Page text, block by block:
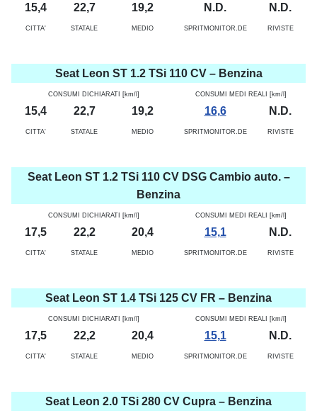
15,4 22,7 19,2 N.D. N.D.
CITTA' STATALE MEDIO SPRITMONITOR.DE RIVISTE
Seat Leon ST 1.2 TSi 110 CV – Benzina
CONSUMI DICHIARATI [km/l] CONSUMI MEDI REALI [km/l]
15,4 22,7 19,2 16,6 N.D.
CITTA' STATALE MEDIO SPRITMONITOR.DE RIVISTE
Seat Leon ST 1.2 TSi 110 CV DSG Cambio auto. –
Benzina
CONSUMI DICHIARATI [km/l] CONSUMI MEDI REALI [km/l]
17,5 22,2 20,4 15,1 N.D.
CITTA' STATALE MEDIO SPRITMONITOR.DE RIVISTE
Seat Leon ST 1.4 TSi 125 CV FR – Benzina
CONSUMI DICHIARATI [km/l] CONSUMI MEDI REALI [km/l]
17,5 22,2 20,4 15,1 N.D.
CITTA' STATALE MEDIO SPRITMONITOR.DE RIVISTE
Seat Leon 2.0 TSi 280 CV Cupra – Benzina